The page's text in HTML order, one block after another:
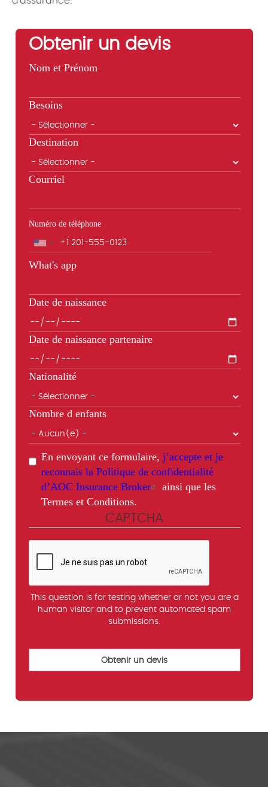
Obtenir un devis
Nom et Prénom
Besoins
Destination
Courriel
Numéro de téléphone
Téléphone
What's app
Date de naissance
Date de naissance partenaire
Nationalité
Nombre d enfants
En envoyant ce formulaire, j’accepte et je
reconnais la Politique de confidentialité
d’AOC Insurance Broker
ainsi que les
Termes et Conditions.
CAPTCHA
This question is for testing whether or not you are a
human visitor and to prevent automated spam
submissions.